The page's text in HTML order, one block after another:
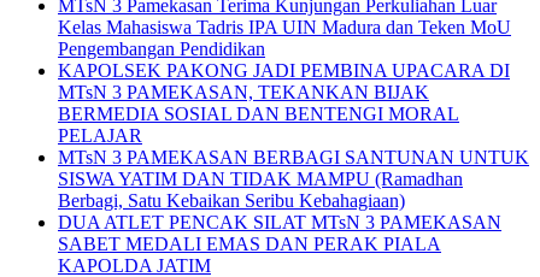
MTsN 3 Pamekasan Terima Kunjungan Perkuliahan Luar
Kelas Mahasiswa Tadris IPA UIN Madura dan Teken MoU
Pengembangan Pendidikan
KAPOLSEK PAKONG JADI PEMBINA UPACARA DI
MTsN 3 PAMEKASAN, TEKANKAN BIJAK
BERMEDIA SOSIAL DAN BENTENGI MORAL
PELAJAR
MTsN 3 PAMEKASAN BERBAGI SANTUNAN UNTUK
SISWA YATIM DAN TIDAK MAMPU (Ramadhan
Berbagi, Satu Kebaikan Seribu Kebahagiaan)
DUA ATLET PENCAK SILAT MTsN 3 PAMEKASAN
SABET MEDALI EMAS DAN PERAK PIALA
KAPOLDA JATIM